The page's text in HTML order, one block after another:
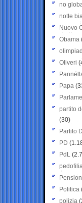
no
notte
Nuovo
Obama
Oliveri
Papa
partito
(30)
Partito
PD
PdL
Politica
polizia